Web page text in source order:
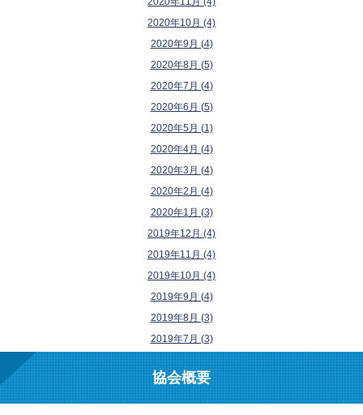
2020年10月 (4)
2020年9月 (4)
2020年8月 (5)
2020年7月 (4)
2020年6月 (5)
2020年5月 (1)
2020年4月 (4)
2020年3月 (4)
2020年2月 (4)
2020年1月 (3)
2019年12月 (4)
2019年11月 (4)
2019年10月 (4)
2019年9月 (4)
2019年8月 (3)
2019年7月 (3)
協会概要